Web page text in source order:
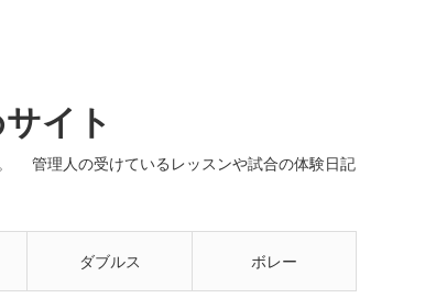
イト
管理人の受けているレッスンや試合の体験日記
ダブルス ボレー